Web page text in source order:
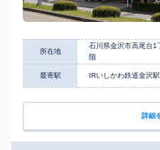
所在地
石川県金沢市高尾台
階
最寄駅 IRいしかわ鉄道金沢
詳細